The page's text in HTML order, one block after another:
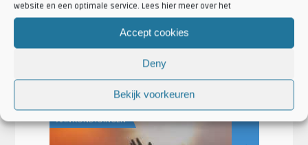
website en een optimale service. Lees hier meer over het
Accept cookies
Deny
Bekijk voorkeuren
Young Gun Silver Fox TivoliVredenburg Utrecht·Young Gun Silver
Nieuws·Young Gun Silver Fox Nieuws
AANKONDIGINGEN